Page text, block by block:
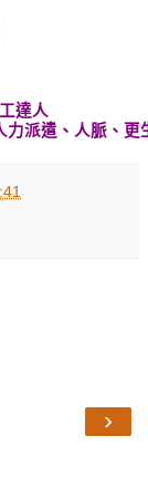
達人
力派遣、人脈、
›